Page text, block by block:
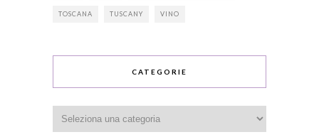
TOSCANA TUSCANY VINO
CATEGORIE